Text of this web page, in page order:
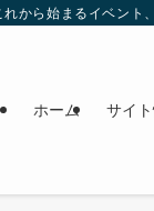
から始まるイベン
ホーム サイ